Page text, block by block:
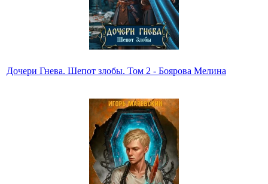
Дочери Гнева. Шепот злобы. Том 2 - Боярова Мелина